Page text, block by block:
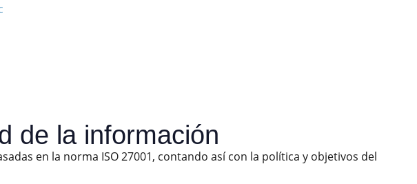
de la información
en la norma ISO 27001, contando así con la política y objetivos del